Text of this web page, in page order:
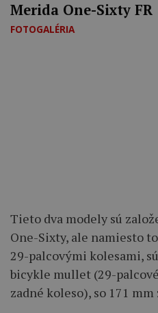
Merida One-Sixty FR
FOTOGALÉRIA
Tieto dva modely sú
One-Sixty, ale namiesto
29-palcovými kolesami,
bicykle mullet (29-
zadné koleso), so 171